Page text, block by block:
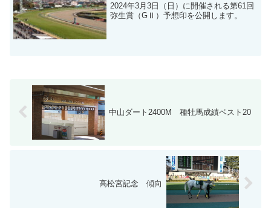
2024年3月3日（日）に開催される第61回
弥生賞（GⅡ）予想印を公開します。
中山ダート2400M 種牡馬成績ベスト20
高松宮記念 傾向